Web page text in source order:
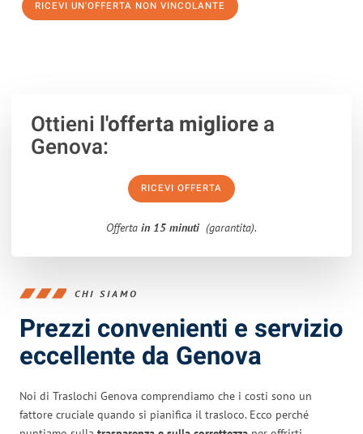
RICEVI UN'OFFERTA NON VINCOLANTE
Ottieni l'offerta migliorea
Genova:
RICEVI OFFERTA
Offerta in 15 minuti (garantita).
CHI SIAMO
Prezzi convenienti e servizio
eccellente da Genova
Noi di Traslochi Genova comprendiamo che i costi sono un
fattore cruciale quando si pianifica il trasloco. Ecco perché